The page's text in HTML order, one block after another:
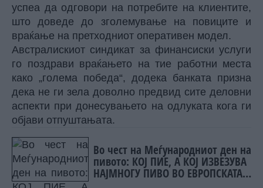
успеа да одговори на потребите на клиентите,
што доведе до зголемување на повиците и
враќање на претходниот оперативен модел.
Австралискиот синдикат за финансиски услуги
го поздрави враќањето на тие работни места
како „голема победа“, додека банката призна
дека не ги зела доволно предвид сите деловни
аспекти при донесувањето на одлуката кога ги
објави отпуштањата.
Во чест на Меѓународниот ден на
пивото: КОЈ ПИЕ, А КОЈ ИЗВЕЗУВА
НАЈМНОГУ ПИВО ВО ЕВРОПСКАТА